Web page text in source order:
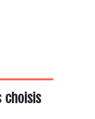
choisis